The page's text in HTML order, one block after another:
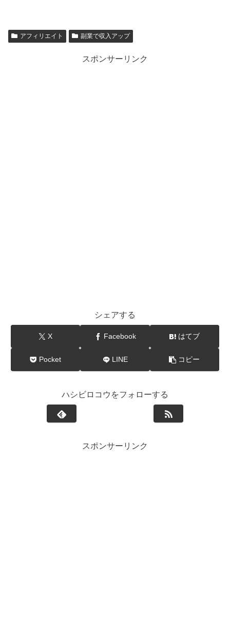
アフィリエイト 副業で収入アップ
スポンサーリンク
シェアする
X Facebook はてブ
Pocket LINE コピー
ハシビロコウをフォローする
スポンサーリンク